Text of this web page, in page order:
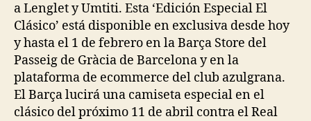
a Lenglet y Umtiti. Esta ‘Edición Especial El
Clásico’ está disponible en exclusiva desde hoy
y hasta el 1 de febrero en la Barça Store del
Passeig de Gràcia de Barcelona y en la
plataforma de ecommerce del club azulgrana.
El Barça lucirá una camiseta especial en el
clásico del próximo 11 de abril contra el Real